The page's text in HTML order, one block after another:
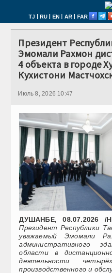
TJ | RU | EN | AR | FAR
Президент
Эмомали Рахмон
4 объекта в городе
Кухистони
Июль 8, 2026 10:47
ДУШАНБЕ, 08.07.2026 /
Президент Республики
уважаемый Эмомали
административного
области в
деятельности
производственного и